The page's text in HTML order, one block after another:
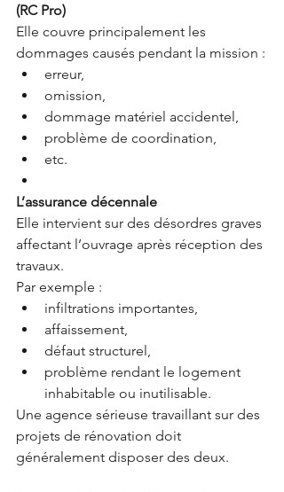
(RC Pro)
Elle couvre principalement les
dommages causés pendant la mission :
erreur,
omission,
dommage matériel accidentel,
problème de coordination,
etc.
L’assurance décennale
Elle intervient sur des désordres graves
affectant l’ouvrage après réception des
travaux.
Par exemple :
infiltrations importantes,
affaissement,
défaut structurel,
problème rendant le logement
inhabitable ou inutilisable.
Une agence sérieuse travaillant sur des
projets de rénovation doit
généralement disposer des deux.